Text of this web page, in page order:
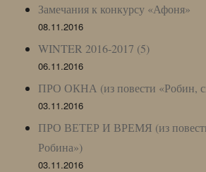
Замечания к конкурсу «Афоня»
08.11.2016
WINTER 2016-2017 (5)
06.11.2016
ПРО ОКНА (из повести «Робин,
03.11.2016
ПРО ВЕТЕР И ВРЕМЯ (из
Робина»)
03.11.2016